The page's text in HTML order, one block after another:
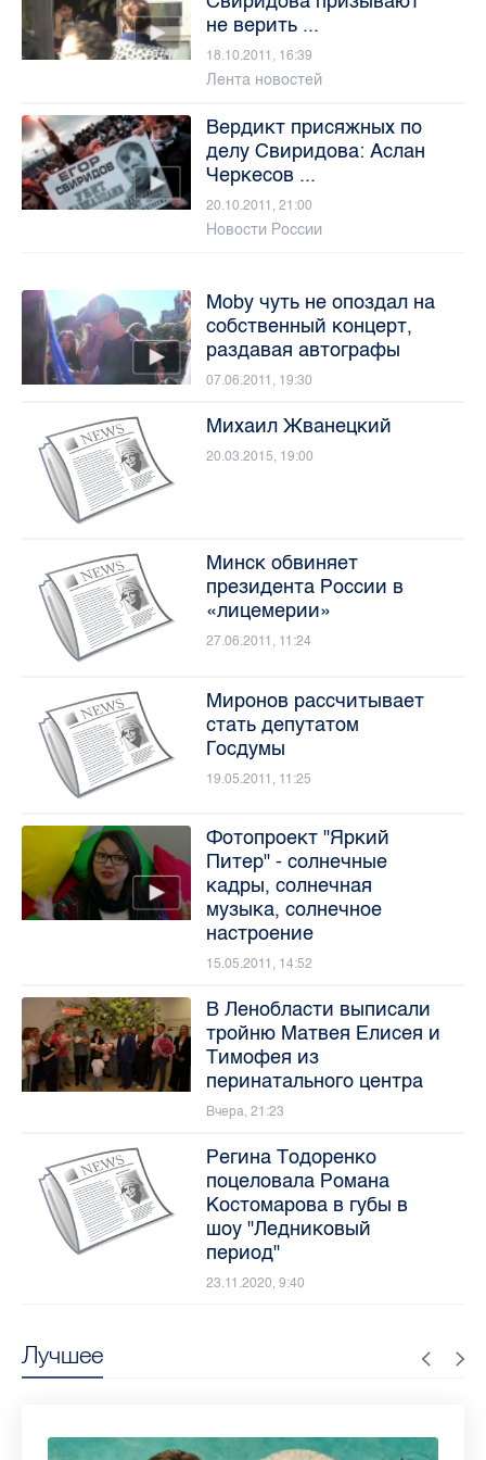
Лучшее
не верить ...
18.10.2011, 16:39
Лента новостей
Вердикт присяжных по
делу Свиридова: Аслан
Черкесов ...
20.10.2011, 21:00
Новости России
Moby чуть не опоздал на
собственный концерт,
раздавая автографы
07.06.2011, 19:30
Михаил Жванецкий
20.03.2015, 19:00
Минск обвиняет
президента России в
«лицемерии»
27.06.2011, 11:24
Миронов рассчитывает
стать депутатом
Госдумы
19.05.2011, 11:25
Фотопроект "Яркий
Питер" - солнечные
кадры, солнечная
музыка, солнечное
настроение
15.05.2011, 14:52
В Ленобласти выписали
тройню Матвея Елисея и
Тимофея из
перинатального центра
Вчера, 21:23
Регина Тодоренко
поцеловала Романа
Костомарова в губы в
шоу "Ледниковый
период"
23.11.2020, 9:40